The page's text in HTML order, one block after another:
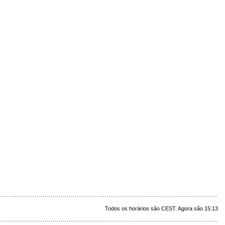
Todos os horários são CEST. Agora são 15:13